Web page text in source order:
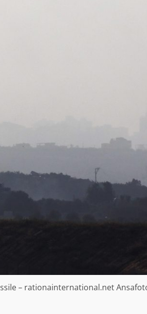
– rationainternational.net